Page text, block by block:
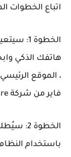
اتباع الخطوات
الخطوة
هاتفك الذكي
، الموقع
فاير من شركة free fire .
الخطوة
باستخدام